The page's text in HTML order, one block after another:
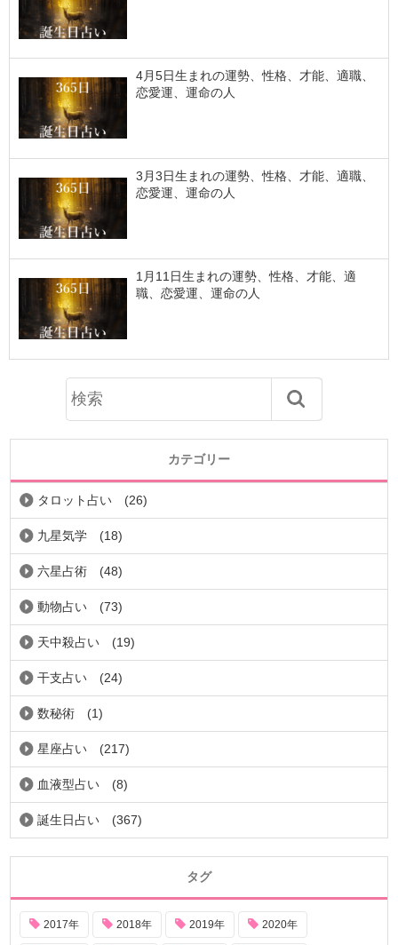
4月5日生まれの運勢、性格、才能、適職、
恋愛運、運命の人
3月3日生まれの運勢、性格、才能、適職、
恋愛運、運命の人
1月11日生まれの運勢、性格、才能、適
職、恋愛運、運命の人
カテゴリー
タロット占い (26)
九星気学 (18)
六星占術 (48)
動物占い (73)
天中殺占い (19)
干支占い (24)
数秘術 (1)
星座占い (217)
血液型占い (8)
誕生日占い (367)
タグ
2017年 2018年 2019年 2020年